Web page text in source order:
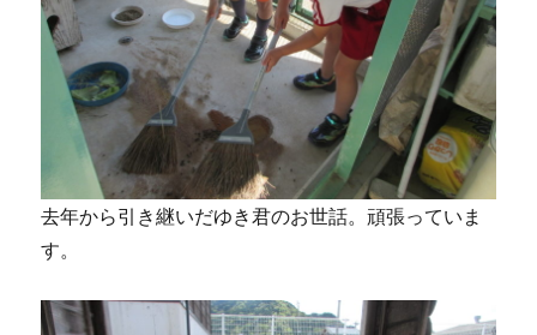
去年から引き継いだゆき君のお世話。頑張っていま
す。